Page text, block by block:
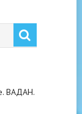
ВАДАН.